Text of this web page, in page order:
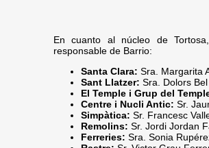
En cuanto al núcleo de
responsable de Barrio:
Santa Clara: Sra. Margarita
Sant Llatzer: Sra. Dolors
El Temple i Grup del
Centre i Nucli Antic: Sr.
Simpàtica: Sr. Francesc
Remolins: Sr. Jordi Jordan
Ferreries: Sra. Sonia